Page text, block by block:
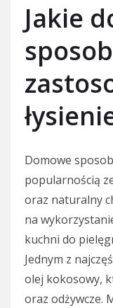
Jakie
Domowe
popularnością
oraz naturalny
na
kuchni do
Jednym z
olej kokosowy,
oraz odżywcze.